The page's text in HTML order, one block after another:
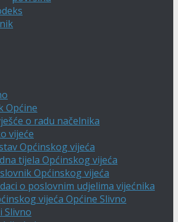
Općine
o radu načelnika
vijeće
Općinskog vijeća
tijela Općinskog vijeća
Općinskog vijeća
o poslovnim udjelima vijećnika
vijeća Općine Slivno
Slivno